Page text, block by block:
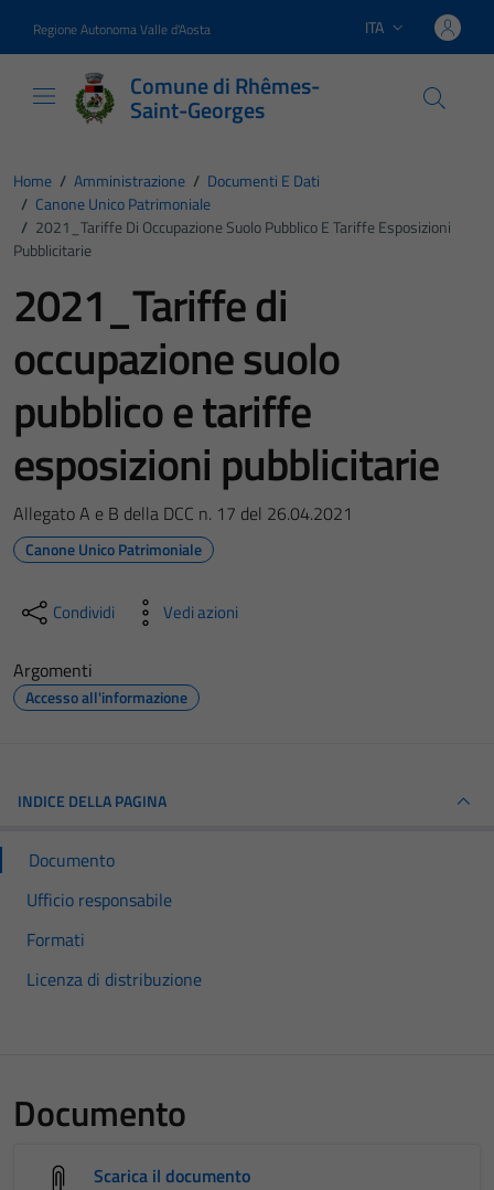
Regione Autonoma Valle d'Aosta Lingua attiva:
ITA
Comune di Rhêmes-
Saint-Georges
Home / Amministrazione / Documenti E Dati
/ Canone Unico Patrimoniale
/ 2021_Tariffe Di Occupazione Suolo Pubblico E Tariffe Esposizioni
Pubblicitarie
2021_Tariffe di
occupazione suolo
pubblico e tariffe
esposizioni pubblicitarie
Allegato A e B della DCC n. 17 del 26.04.2021
Canone Unico Patrimoniale
Condividi Vedi azioni
Argomenti
Accesso all'informazione
INDICE DELLA PAGINA
Documento
Ufficio responsabile
Formati
Licenza di distribuzione
Documento
Scarica il documento